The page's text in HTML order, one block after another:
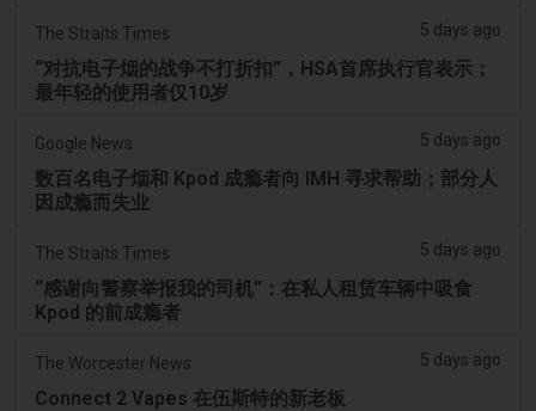
The Straits Times 5 days ago
“对抗电子烟的战争不打折扣”，HSA首席执行官表示；
最年轻的使用者仅10岁
Google News 5 days ago
数百名电子烟和 Kpod 成瘾者向 IMH 寻求帮助；部分人
因成瘾而失业
The Straits Times 5 days ago
“感谢向警察举报我的司机”：在私人租赁车辆中吸食
Kpod 的前成瘾者
The Worcester News 5 days ago
Connect 2 Vapes 在伍斯特的新老板